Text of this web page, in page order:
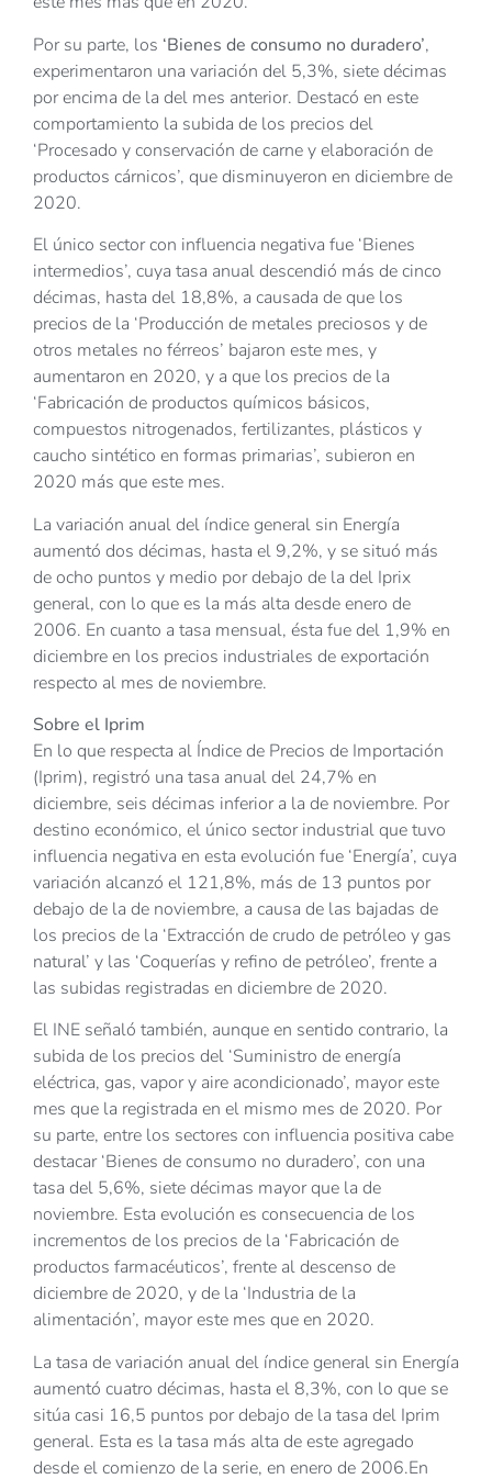
Por su parte, los ‘Bienes de consumo no duradero’,
experimentaron una variación del 5,3%, siete décimas
por encima de la del mes anterior. Destacó en este
comportamiento la subida de los precios del
‘Procesado y conservación de carne y elaboración de
productos cárnicos’, que disminuyeron en diciembre de
2020.
El único sector con influencia negativa fue ‘Bienes
intermedios’, cuya tasa anual descendió más de cinco
décimas, hasta del 18,8%, a causada de que los
precios de la ‘Producción de metales preciosos y de
otros metales no férreos’ bajaron este mes, y
aumentaron en 2020, y a que los precios de la
‘Fabricación de productos químicos básicos,
compuestos nitrogenados, fertilizantes, plásticos y
caucho sintético en formas primarias’, subieron en
2020 más que este mes.
La variación anual del índice general sin Energía
aumentó dos décimas, hasta el 9,2%, y se situó más
de ocho puntos y medio por debajo de la del Iprix
general, con lo que es la más alta desde enero de
2006. En cuanto a tasa mensual, ésta fue del 1,9% en
diciembre en los precios industriales de exportación
respecto al mes de noviembre.
Sobre el Iprim
En lo que respecta al Índice de Precios de Importación
(Iprim), registró una tasa anual del 24,7% en
diciembre, seis décimas inferior a la de noviembre. Por
destino económico, el único sector industrial que tuvo
influencia negativa en esta evolución fue ‘Energía’, cuya
variación alcanzó el 121,8%, más de 13 puntos por
debajo de la de noviembre, a causa de las bajadas de
los precios de la ‘Extracción de crudo de petróleo y gas
natural’ y las ‘Coquerías y refino de petróleo’, frente a
las subidas registradas en diciembre de 2020.
El INE señaló también, aunque en sentido contrario, la
subida de los precios del ‘Suministro de energía
eléctrica, gas, vapor y aire acondicionado’, mayor este
mes que la registrada en el mismo mes de 2020. Por
su parte, entre los sectores con influencia positiva cabe
destacar ‘Bienes de consumo no duradero’, con una
tasa del 5,6%, siete décimas mayor que la de
noviembre. Esta evolución es consecuencia de los
incrementos de los precios de la ‘Fabricación de
productos farmacéuticos’, frente al descenso de
diciembre de 2020, y de la ‘Industria de la
alimentación’, mayor este mes que en 2020.
La tasa de variación anual del índice general sin Energía
aumentó cuatro décimas, hasta el 8,3%, con lo que se
sitúa casi 16,5 puntos por debajo de la tasa del Iprim
general. Esta es la tasa más alta de este agregado
desde el comienzo de la serie, en enero de 2006.En